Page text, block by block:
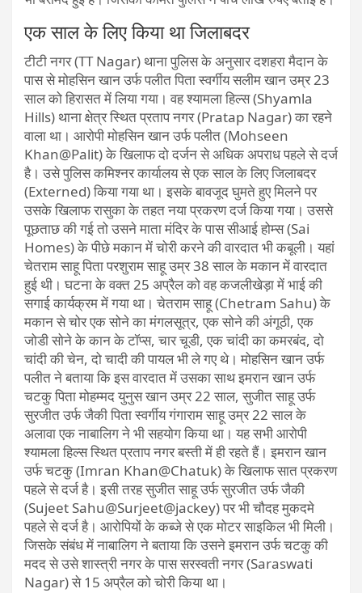
एक साल के लिए किया था जिलाबदर
टीटी नगर (TT Nagar) थाना पुलिस के अनुसार दशहरा मैदान के
पास से मोहसिन खान उर्फ पलीत पिता स्वर्गीय सलीम खान उम्र 23
साल को हिरासत में लिया गया। वह श्यामला हिल्स (Shyamla
Hills) थाना क्षेत्र स्थित प्रताप नगर (Pratap Nagar) का रहने
वाला था। आरोपी मोहसिन खान उर्फ पलीत (Mohseen
Khan@Palit) के खिलाफ दो दर्जन से अधिक अपराध पहले से दर्ज
है। उसे पुलिस कमिश्नर कार्यालय से एक साल के लिए जिलाबदर
(Externed) किया गया था। इसके बावजूद घुमते हुए मिलने पर
उसके खिलाफ रासुका के तहत नया प्रकरण दर्ज किया गया। उससे
पूछताछ की गई तो उसने माता मंदिर के पास सीआई होम्स (Sai
Homes) के पीछे मकान में चोरी करने की वारदात भी कबूली। यहां
चेतराम साहू पिता परशुराम साहू उम्र 38 साल के मकान में वारदात
हुई थी। घटना के वक्त 25 अप्रैल को वह कजलीखेड़ा में भाई की
सगाई कार्यक्रम में गया था। चेतराम साहू (Chetram Sahu) के
मकान से चोर एक सोने का मंगलसूत्र, एक सोने की अंगूठी, एक
जोडी सोने के कान के टॉप्स, चार चूडी, एक चांदी का कमरबंद, दो
चांदी की चेन, दो चादी की पायल भी ले गए थे। मोहसिन खान उर्फ
पलीत ने बताया कि इस वारदात में उसका साथ इमरान खान उर्फ
चटकु पिता मोहम्मद युनुस खान उम्र 22 साल, सुजीत साहू उर्फ
सुरजीत उर्फ जैकी पिता स्वर्गीय गंगाराम साहू उम्र 22 साल के
अलावा एक नाबालिग ने भी सहयोग किया था। यह सभी आरोपी
श्यामला हिल्स स्थित प्रताप नगर बस्ती में ही रहते हैं। इमरान खान
उर्फ चटकु (Imran Khan@Chatuk) के खिलाफ सात प्रकरण
पहले से दर्ज है। इसी तरह सुजीत साहू उर्फ सुरजीत उर्फ जैकी
(Sujeet Sahu@Surjeet@jackey) पर भी चौदह मुकदमे
पहले से दर्ज है। आरोपियों के कब्जे से एक मोटर साइकिल भी मिली।
जिसके संबंध में नाबालिग ने बताया कि उसने इमरान उर्फ चटकु की
मदद से उसे शास्त्री नगर के पास सरस्वती नगर (Saraswati
Nagar) से 15 अप्रैल को चोरी किया था।